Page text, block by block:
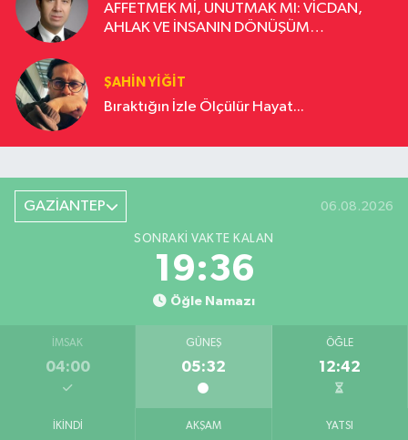
AFFETMEK Mİ, UNUTMAK MI: VİCDAN,
AHLAK VE İNSANIN DÖNÜŞÜM
ŞAHIN YIĞIT
Bıraktığın İzle Ölçülür Hayat...
GAZİANTEP 06.08.2026
SONRAKI VAKTE KALAN
19:35
Öğle Namazı
İMSAK
04:00
GÜNEŞ
05:32
ÖĞLE
12:42
İKINDI AKŞAM YATSI